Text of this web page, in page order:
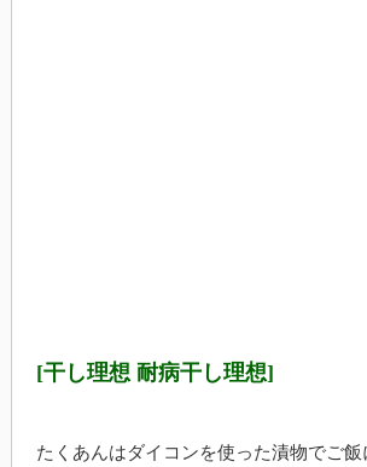
[干し理想 耐病干し理想]
たくあんはダイコンを使った漬物でご